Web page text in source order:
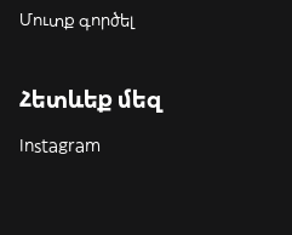
Մուտք գործել
Հետևեք մեզ
Instagram